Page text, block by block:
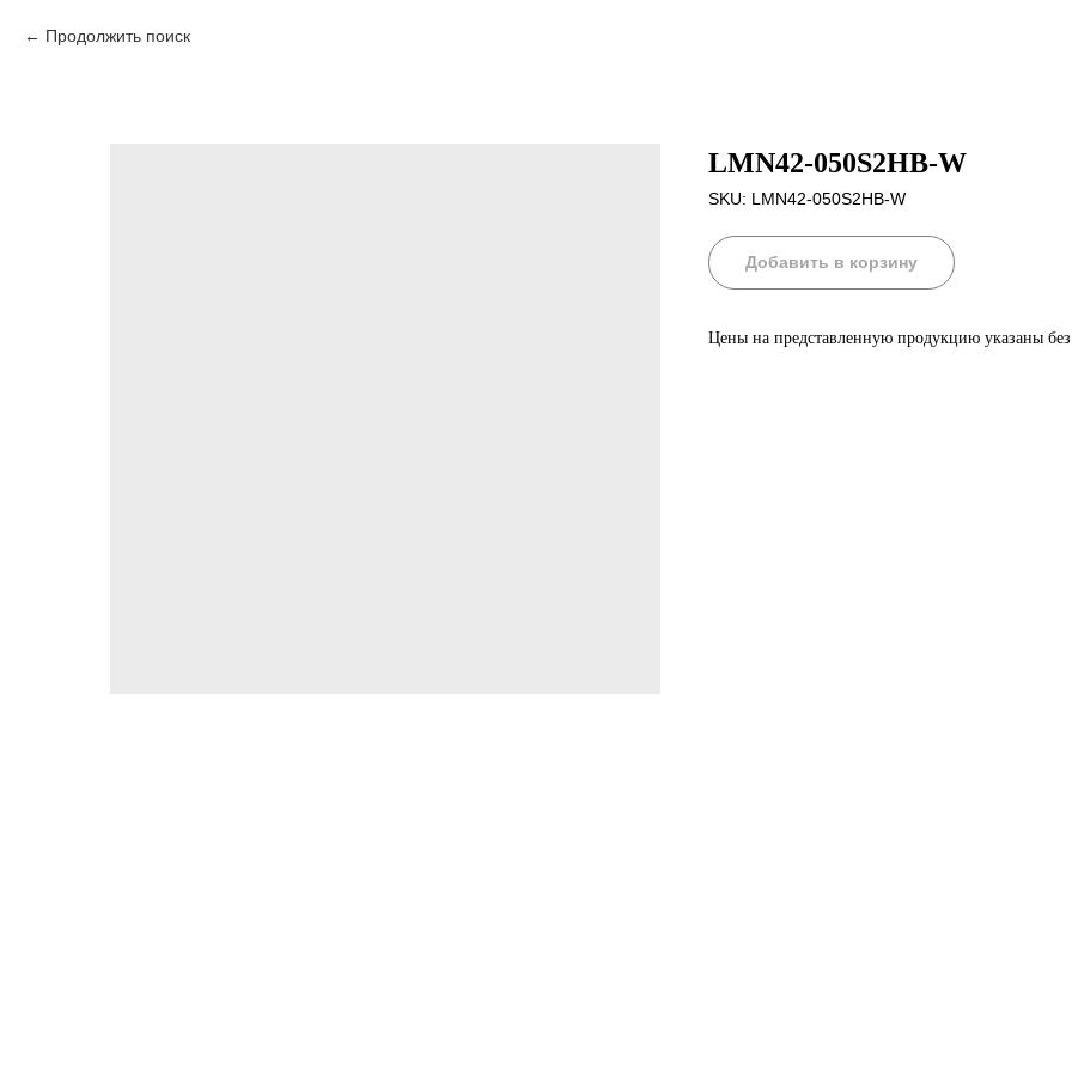
Продолжить поиск
LMN42-050S2HB-W
SKU: LMN42-050S2HB-W
Добавить в корзину
Цены на представленную продукцию указаны